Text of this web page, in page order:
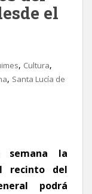
el
, Cultura,
, Santa Lucía de
semana la
recinto del
podrá